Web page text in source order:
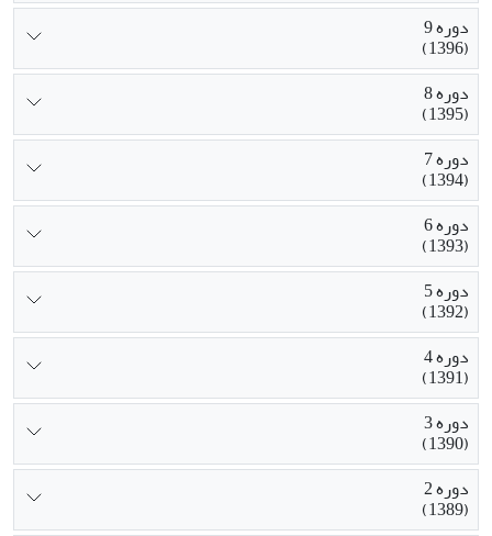
دوره 9
(1396)
دوره 8
(1395)
دوره 7
(1394)
دوره 6
(1393)
دوره 5
(1392)
دوره 4
(1391)
دوره 3
(1390)
دوره 2
(1389)